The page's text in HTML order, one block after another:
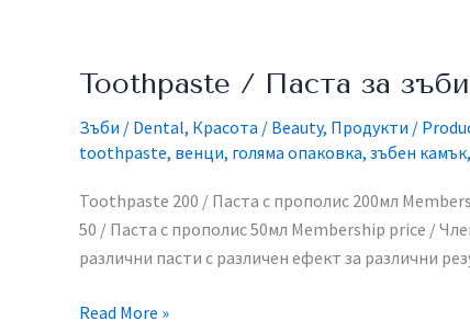
Toothpaste / Паста за
Зъби / Dental, Красота / Beauty, Продукти /
toothpaste, венци, голяма опаковка, зъбен камък,
Toothpaste 200 / Паста с прополис 200мл​
50 / Паста с прополис 50мл​ Membership price /
различни пасти с различен ефект за различни
Паста
зъби
цялото
семейство
Read More »